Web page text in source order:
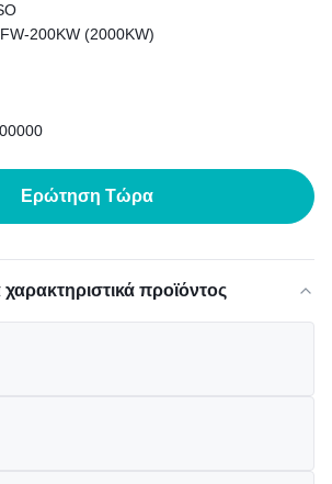
200KW (2000KW)
Ερώτηση Τώρα
προϊόντος